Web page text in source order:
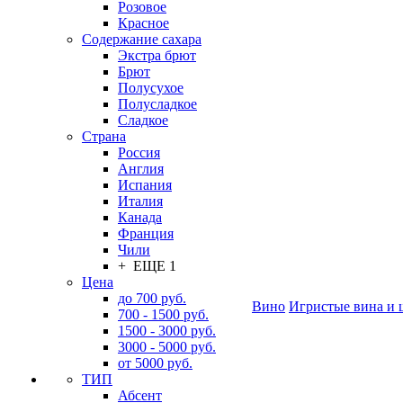
Розовое
Красное
Содержание сахара
Экстра брют
Брют
Полусухое
Полусладкое
Сладкое
Страна
Россия
Англия
Испания
Италия
Канада
Франция
Чили
+ ЕЩЕ 1
Цена
до 700 руб.
700 - 1500 руб.
1500 - 3000 руб.
3000 - 5000 руб.
от 5000 руб.
ТИП
Абсент
Вино Игристые вина и